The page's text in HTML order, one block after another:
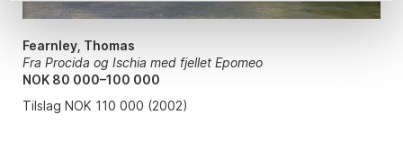
Fearnley, Thomas
Fra Procida og Ischia med fjellet Epomeo
NOK 80 000–100 000
Tilslag NOK 110 000 (2002)